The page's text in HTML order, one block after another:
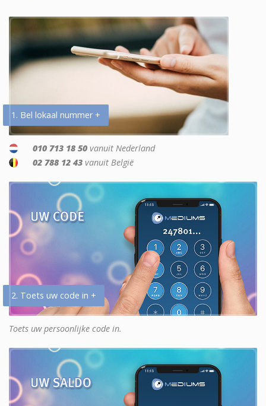
1. Bel lokaal nummer +
010 713 18 50 vanuit Nederland
02 788 12 43 vanuit België
2. Toets uw code in +
Toets uw persoonlijke code in.